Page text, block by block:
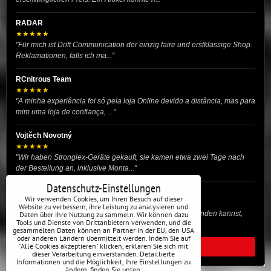
RADAR
★★★★★
"Für mich ist Drift Communication der einzig faire und erstklassige Shop.
Reklamationen, falls ich ma..."
RCnitrous Team
★★★★★
"A minha experiência foi só pela loja Online devido a distância, mas para
mim uma loja de confiança, ..."
Vojtěch Novotný
★★★★★
"Wir haben Stronglex-Geräte gekauft, sie kamen etwa zwei Tage nach
der Bestellung an, inklusive Monta..."
josef helmich
★★★★★
"Hier gibt es viele Dinge, die du für dein Drift-Auto verwenden kannst,
egal ob Profi oder für die St..."
ALLE BEWERTUNGEN
Datenschutz-Einstellungen
Wir verwenden Cookies, um Ihren Besuch auf dieser
Website zu verbessern, ihre Leistung zu analysieren und
Daten über ihre Nutzung zu sammeln. Wir können dazu
Tools und Dienste von Drittanbietern verwenden, und die
gesammelten Daten können an Partner in der EU, den USA
oder anderen Ländern übermittelt werden. Indem Sie auf
"Alle Cookies akzeptieren" klicken, erklären Sie sich mit
dieser Verarbeitung einverstanden. Detaillierte
Informationen und die Möglichkeit, Ihre Einstellungen zu